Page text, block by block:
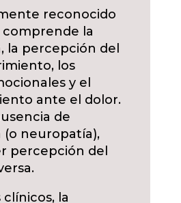
reconocido
la
la percepción del
los
y el
ante el dolor.
de
(o neuropatía),
percepción del
la